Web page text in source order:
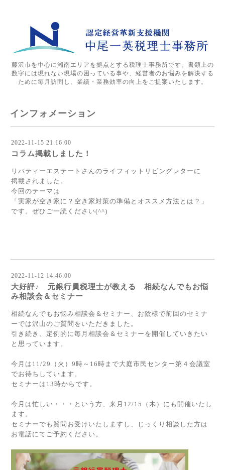
藤沢市を中心に湘南エリアを拠点とする税理士事務所です。書類上の
数字には現れない現場の困っている事や、経営者のお悩みを解決する
ために毎月訪問し、業績・業務効率の向上をご提案いたします。
インフォメーション
2022-11-15 21:16:00
コラム掲載しました！
リバティーエステートさんのライフィットリビングレターに
掲載されました。
今回のテーマは
「実家が空き家に？空き家対策の準備とオススメ方法とは？」
です。ぜひご一読ください(^^)
2022-11-12 14:46:00
大好評♪ 元銀行員税理士が教える 相続なんでもお悩
み相談会＆セミナー
相続なんでもお悩み相談会＆セミナー、お陰様で前回のセミナ
ーでは沢山のご質問をいただきました。
引き続き、定例的に毎月相談会＆セミナーを開催していきたい
と思っています。
今月は11/29（火）9時～16時まで大庭市民センター第４会議室
でお待ちしています。
セミナーは13時からです。
今月は忙しい・・・という方、来月12/15（木）にも開催いたし
ます。
セミナーでも質問お受けいたしますし、じっくり相談した方は
お電話にてご予約ください。